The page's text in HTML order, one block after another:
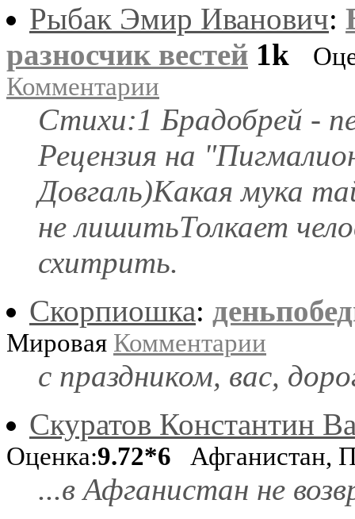
Рыбак Эмир Иванович:
разносчик вестей 1k
Комментарии
Стихи:1 Брадобрей -
Рецензия на
Довгаль)Какая мука
не лишитьТолкает
схитрить.
Скорпиошка:
Мировая Комментарии
с праздником, вас,
Скуратов Константин
Оценка:9.72*6 Афганистан,
...в Афганистан не